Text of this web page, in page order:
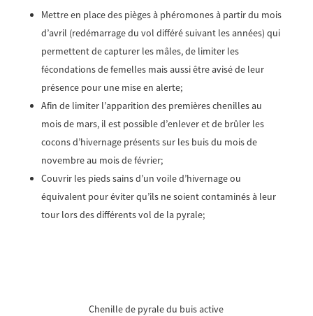
Mettre en place des pièges à phéromones à partir du mois
d’avril (redémarrage du vol différé suivant les années) qui
permettent de capturer les mâles, de limiter les
fécondations de femelles mais aussi être avisé de leur
présence pour une mise en alerte;
Afin de limiter l’apparition des premières chenilles au
mois de mars, il est possible d’enlever et de brûler les
cocons d’hivernage présents sur les buis du mois de
novembre au mois de février;
Couvrir les pieds sains d’un voile d’hivernage ou
équivalent pour éviter qu’ils ne soient contaminés à leur
tour lors des différents vol de la pyrale;
Chenille de pyrale du buis active